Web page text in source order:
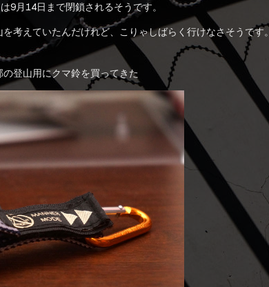
9月14日まで閉鎖されるそうです。
考えていたんだけれど、こりゃしばらく行けなさそうです。
登山用にクマ鈴を買ってきた